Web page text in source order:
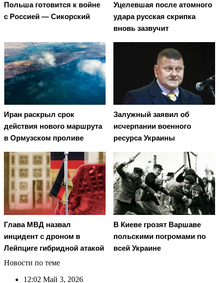
Польша готовится к войне
с Россией — Сикорский
Уцелевшая после атомного
удара русская скрипка
вновь зазвучит
Иран раскрыл срок
действия нового маршрута
в Ормузском проливе
Залужный заявил об
исчерпании военного
ресурса Украины
Глава МВД назвал
инцидент с дроном в
Лейпциге гибридной атакой
В Киеве грозят Варшаве
польскими погромами по
всей Украине
Новости по теме
12:02 Май 3, 2026